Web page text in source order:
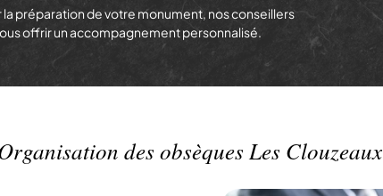
préparation de votre monument, nos conseillers
offrir un accompagnement personnalisé.
des obsèques Les Clouzeaux